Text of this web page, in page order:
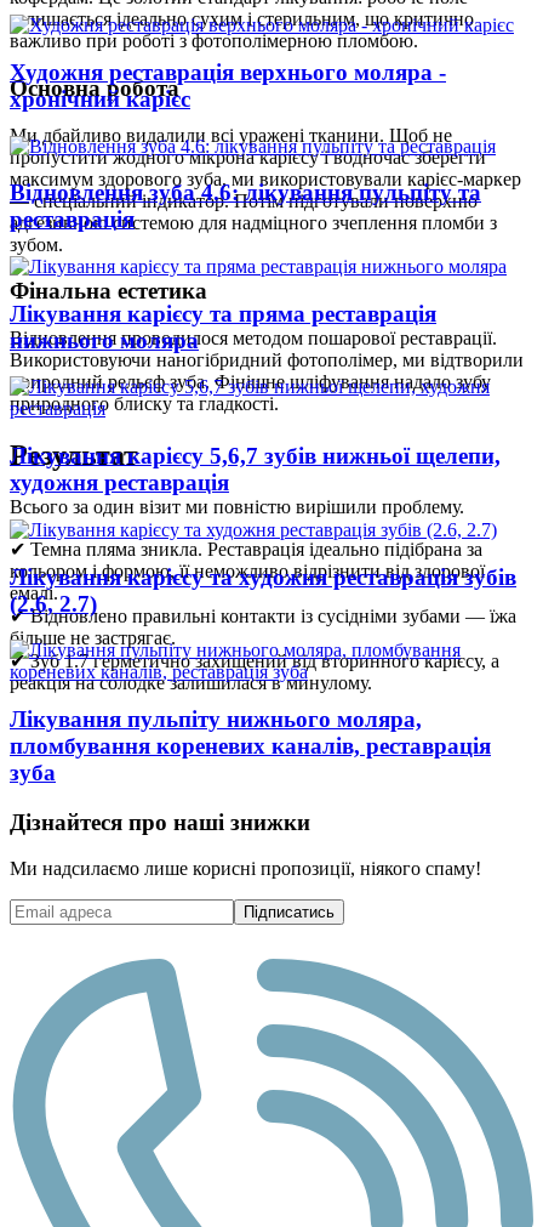
залишається ідеально сухим і стерильним, що критично
важливо при роботі з фотополімерною пломбою.
Основна робота
Ми дбайливо видалили всі уражені тканини. Щоб не
пропустити жодного мікрона карієсу і водночас зберегти
максимум здорового зуба, ми використовували карієс-маркер
— спеціальний індикатор. Потім підготували поверхню
адгезивною системою для надміцного зчеплення пломби з
зубом.
Фінальна естетика
Відновлення проводилося методом пошарової реставрації.
Використовуючи наногібридний фотополімер, ми відтворили
природний рельєф зуба. Фінішне шліфування надало зубу
природного блиску та гладкості.
Результат
Всього за один візит ми повністю вирішили проблему.
✔ Темна пляма зникла. Реставрація ідеально підібрана за
кольором і формою, її неможливо відрізнити від здорової
емалі.
✔ Відновлено правильні контакти із сусідніми зубами — їжа
більше не застрягає.
✔ Зуб 1.7 герметично захищений від вторинного карієсу, а
реакція на солодке залишилася в минулому.
Художня реставрація верхнього моляра -
хронічний карієс
Відновлення зуба 4.6: лікування пульпіту та
реставрація
Лікування карієсу та пряма реставрація
нижнього моляра
Лікування карієсу 5,6,7 зубів нижньої щелепи,
художня реставрація
Лікування карієсу та художня реставрація зубів
(2.6, 2.7)
Лікування пульпіту нижнього моляра,
пломбування кореневих каналів, реставрація
зуба
Дізнайтеся про наші знижки
Ми надсилаємо лише корисні пропозиції, ніякого спаму!
Підписатись